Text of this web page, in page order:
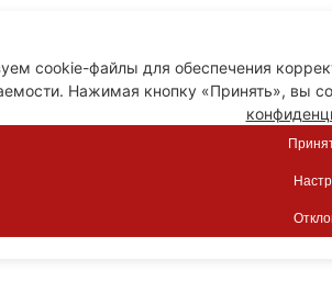
cookie-файлы для обеспечения
Нажимая кнопку «Принять», вы